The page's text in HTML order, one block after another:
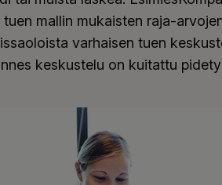
tuen mallin mukaisten raja-
varhaisen tuen
keskustelu on kuitattu